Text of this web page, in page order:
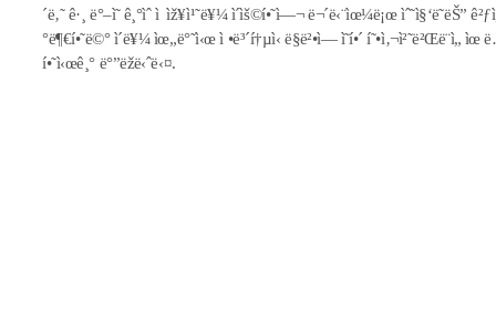
´ë‚˜ ê·¸ ë°–ì˜ ê¸°ìˆ ì  ìž¥ì¹˜ë¥¼ ì´ìš©í•˜ì—¬ ë¬´ë‹¨ìœ¼ë¡œ ìˆ˜ì§‘ë˜ëŠ”
°ë¶€í•˜ë©° ì´ë¥¼ ìœ„ë°˜ì‹œ ì •ë³´í†µì‹ ë§ë²•ì— ì˜í•´ í˜•ì‚¬ì²˜ë²Œë¨ì„ ìœ
í•˜ì‹œê¸° ë°”ëžë‹ˆë‹¤.